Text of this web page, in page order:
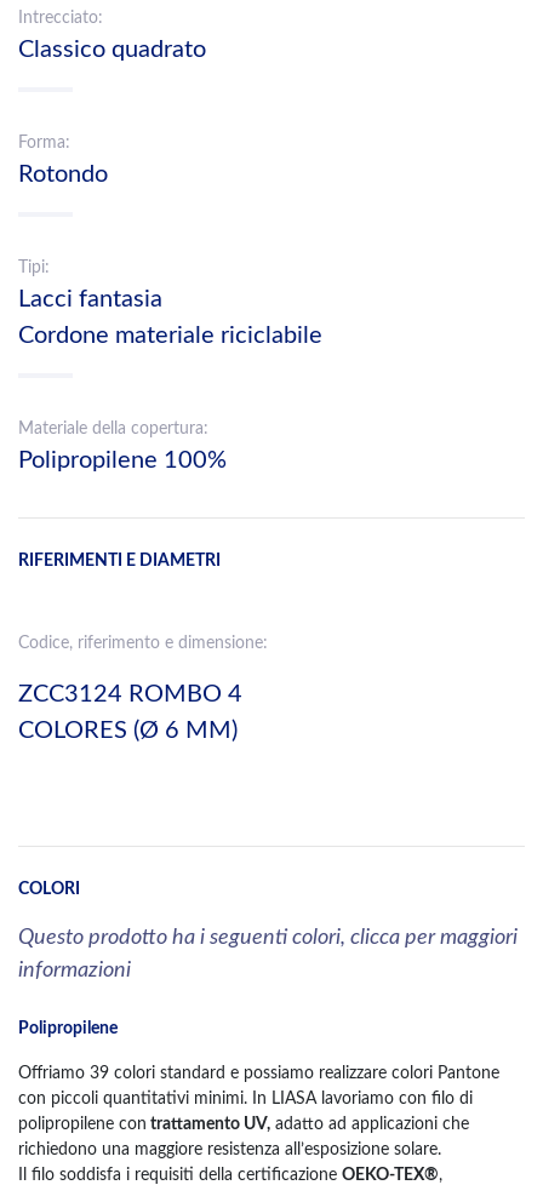
Intrecciato:
Classico quadrato
Forma:
Rotondo
Tipi:
Lacci fantasia
Cordone materiale riciclabile
Materiale della copertura:
Polipropilene 100%
RIFERIMENTI E DIAMETRI
Codice, riferimento e dimensione:
ZCC3124 ROMBO 4
COLORES (Ø 6 MM)
COLORI
Questo prodotto ha i seguenti colori, clicca per maggiori
informazioni
Polipropilene
Offriamo 39 colori standard e possiamo realizzare colori Pantone
con piccoli quantitativi minimi. In LIASA lavoriamo con filo di
polipropilene con trattamento UV, adatto ad applicazioni che
richiedono una maggiore resistenza all’esposizione solare.
Il filo soddisfa i requisiti della certificazione OEKO-TEX®,